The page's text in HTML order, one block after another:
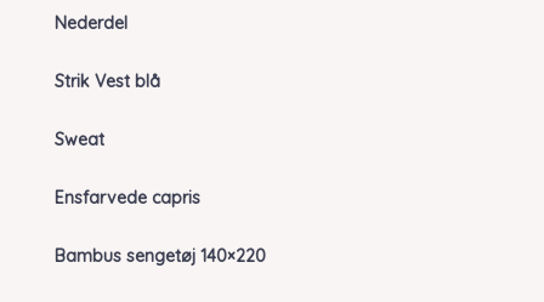
Nederdel
Strik Vest blå
Sweat
Ensfarvede capris
Bambus sengetøj 140×220